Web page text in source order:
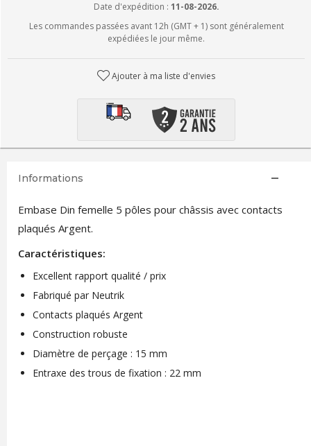
Date d'expédition : 11-08-2026.
Les commandes passées avant 12h (GMT + 1) sont généralement
expédiées le jour même.
Ajouter à ma liste d'envies
Informations
Embase Din femelle 5 pôles pour châssis avec contacts
plaqués Argent.
Caractéristiques:
Excellent rapport qualité / prix
Fabriqué par Neutrik
Contacts plaqués Argent
Construction robuste
Diamètre de perçage : 15 mm
Entraxe des trous de fixation : 22 mm